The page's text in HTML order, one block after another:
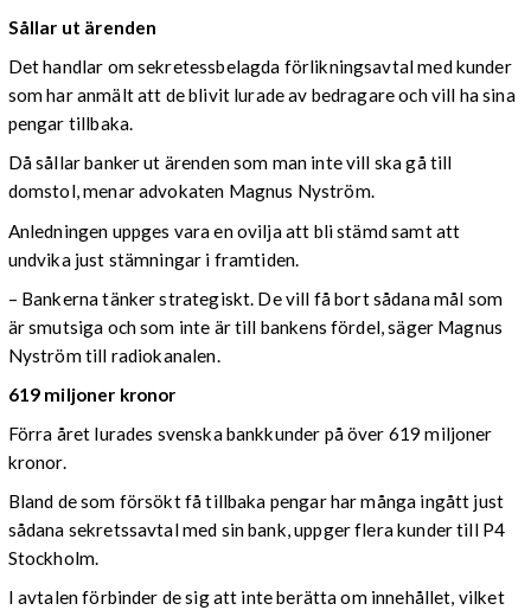
Sållar ut ärenden
Det handlar om sekretessbelagda förlikningsavtal med kunder
som har anmält att de blivit lurade av bedragare och vill ha sina
pengar tillbaka.
Då sållar banker ut ärenden som man inte vill ska gå till
domstol, menar advokaten Magnus Nyström.
Anledningen uppges vara en ovilja att bli stämd samt att
undvika just stämningar i framtiden.
– Bankerna tänker strategiskt. De vill få bort sådana mål som
är smutsiga och som inte är till bankens fördel, säger Magnus
Nyström till radiokanalen.
619 miljoner kronor
Förra året lurades svenska bankkunder på över 619 miljoner
kronor.
Bland de som försökt få tillbaka pengar har många ingått just
sådana sekretssavtal med sin bank, uppger flera kunder till P4
Stockholm.
I avtalen förbinder de sig att inte berätta om innehållet, vilket